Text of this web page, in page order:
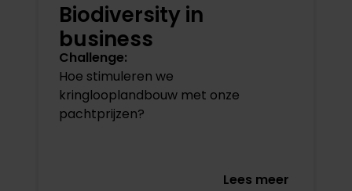
Biodiversity in
business
Challenge:
Hoe stimuleren we
kringlooplandbouw met onze
pachtprijzen?
Lees meer